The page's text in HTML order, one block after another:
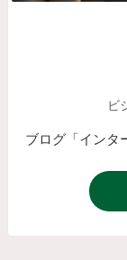
ビ
ブログ「インタ